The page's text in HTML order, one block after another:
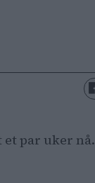
par uker nå.